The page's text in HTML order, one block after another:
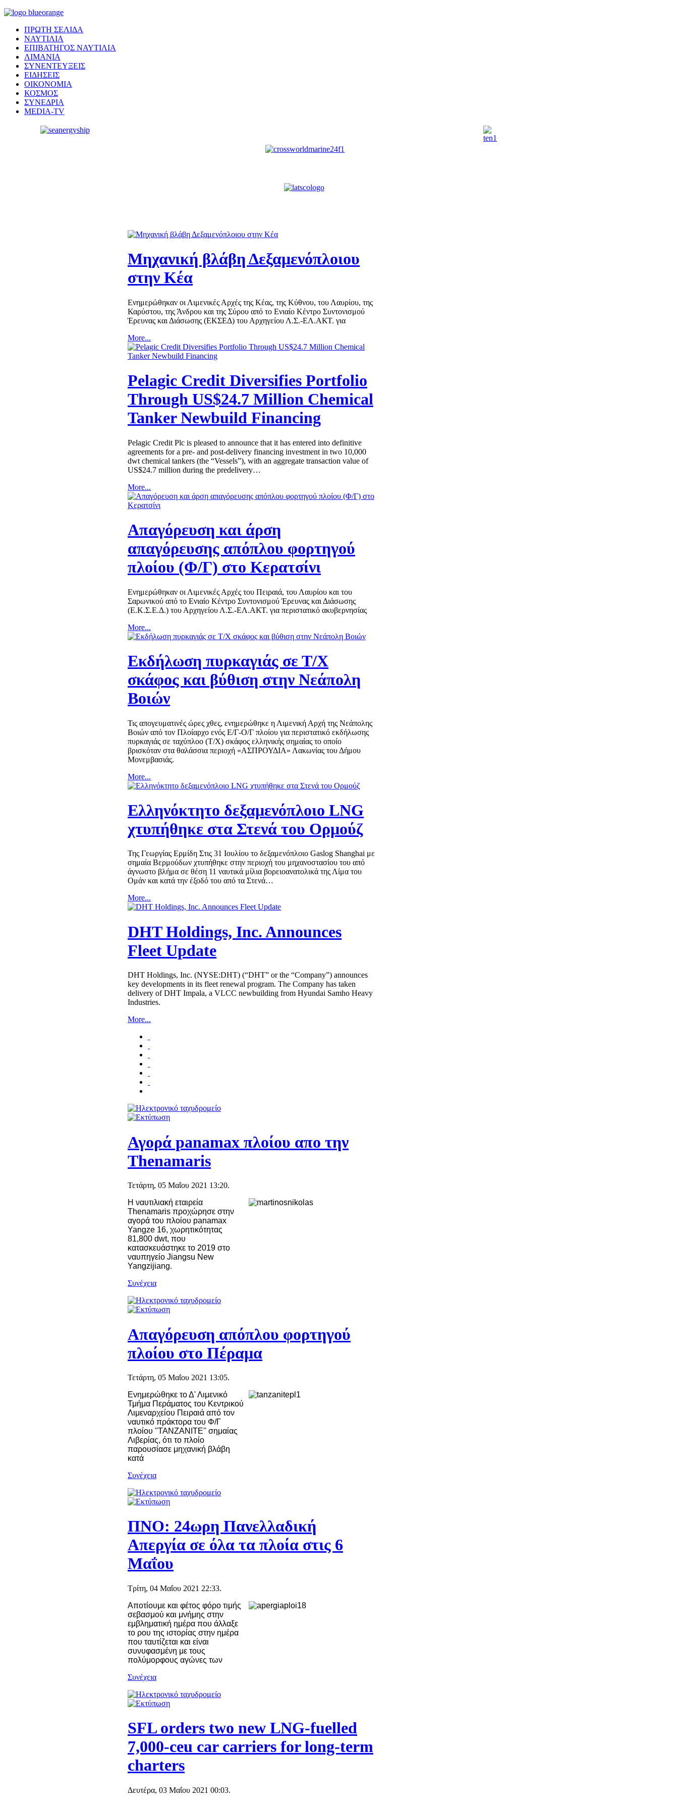
ΠΡΩΤΗ ΣΕΛΙΔΑ
ΝΑΥΤΙΛΙΑ
ΕΠΙΒΑΤΗΓΟΣ ΝΑΥΤΙΛΙΑ
ΛΙΜΑΝΙΑ
ΣΥΝΕΝΤΕΥΞΕΙΣ
ΕΙΔΗΣΕΙΣ
ΟΙΚΟΝΟΜΙΑ
ΚΟΣΜΟΣ
ΣΥΝΕΔΡΙΑ
MEDIA-TV
Μηχανική βλάβη Δεξαμενόπλοιου
στην Κέα
Ενημερώθηκαν οι Λιμενικές Αρχές της Κέας, της Κύθνου, του Λαυρίου, της
Καρύστου, της Άνδρου και της Σύρου από το Ενιαίο Κέντρο Συντονισμού
Έρευνας και Διάσωσης (ΕΚΣΕΔ) του Αρχηγείου Λ.Σ.-ΕΛ.ΑΚΤ. για
More...
Pelagic Credit Diversifies Portfolio
Through US$24.7 Million Chemical
Tanker Newbuild Financing
Pelagic Credit Plc is pleased to announce that it has entered into definitive
agreements for a pre- and post-delivery financing investment in two 10,000
dwt chemical tankers (the “Vessels”), with an aggregate transaction value of
US$24.7 million during the predelivery…
More...
Απαγόρευση και άρση
απαγόρευσης απόπλου φορτηγού
πλοίου (Φ/Γ) στο Κερατσίνι
Ενημερώθηκαν οι Λιμενικές Αρχές του Πειραιά, του Λαυρίου και του
Σαρωνικού από το Ενιαίο Κέντρο Συντονισμού Έρευνας και Διάσωσης
(Ε.Κ.Σ.Ε.Δ.) του Αρχηγείου Λ.Σ.-ΕΛ.ΑΚΤ. για περιστατικό ακυβερνησίας
More...
Εκδήλωση πυρκαγιάς σε Τ/Χ
σκάφος και βύθιση στην Νεάπολη
Βοιών
Τις απογευματινές ώρες χθες, ενημερώθηκε η Λιμενική Αρχή της Νεάπολης
Βοιών από τον Πλοίαρχο ενός Ε/Γ-Ο/Γ πλοίου για περιστατικό εκδήλωσης
πυρκαγιάς σε ταχύπλοο (Τ/Χ) σκάφος ελληνικής σημαίας το οποίο
βρισκόταν στα θαλάσσια περιοχή «ΑΣΠΡΟΥΔΙΑ» Λακωνίας του Δήμου
Μονεμβασιάς.
More...
Ελληνόκτητο δεξαμενόπλοιο LNG
χτυπήθηκε στα Στενά του Ορμούζ
Της Γεωργίας Ερμίδη Στις 31 Ιουλίου το δεξαμενόπλοιο Gaslog Shanghai με
σημαία Βερμούδων χτυπήθηκε στην περιοχή του μηχανοστασίου του από
άγνωστο βλήμα σε θέση 11 ναυτικά μίλια βορειοανατολικά της Λίμα του
Ομάν και κατά την έξοδό του από τα Στενά…
More...
DHT Holdings, Inc. Announces
Fleet Update
DHT Holdings, Inc. (NYSE:DHT) (“DHT” or the “Company”) announces
key developments in its fleet renewal program. The Company has taken
delivery of DHT Impala, a VLCC newbuilding from Hyundai Samho Heavy
Industries.
More...
Αγορά panamax πλοίου απο την
Thenamaris
Τετάρτη, 05 Μαΐου 2021 13:20.
Η ναυτιλιακή εταιρεία
Thenamaris προχώρησε στην
αγορά του πλοίου panamax
Yangze 16, χωρητικότητας
81,800 dwt, που
κατασκευάστηκε το 2019 στο
ναυπηγείο Jiangsu New
Yangzijiang.
Συνέχεια
Απαγόρευση απόπλου φορτηγού
πλοίου στο Πέραμα
Τετάρτη, 05 Μαΐου 2021 13:05.
Ενημερώθηκε το Δ' Λιμενικό
Τμήμα Περάματος του Κεντρικού
Λιμεναρχείου Πειραιά από τον
ναυτικό πράκτορα του Φ/Γ
πλοίου ''TANZANITE'' σημαίας
Λιβερίας, ότι το πλοίο
παρουσίασε μηχανική βλάβη
κατά
Συνέχεια
ΠΝΟ: 24ωρη Πανελλαδική
Απεργία σε όλα τα πλοία στις 6
Μαΐου
Τρίτη, 04 Μαΐου 2021 22:33.
Αποτίουμε και φέτος φόρο τιμής
σεβασμού και μνήμης στην
εμβληματική ημέρα που άλλαξε
το ρου της ιστορίας στην ημέρα
που ταυτίζεται και είναι
συνυφασμένη με τους
πολύμορφους αγώνες των
Συνέχεια
SFL orders two new LNG-fuelled
7,000-ceu car carriers for long-term
charters
Δευτέρα, 03 Μαΐου 2021 00:03.